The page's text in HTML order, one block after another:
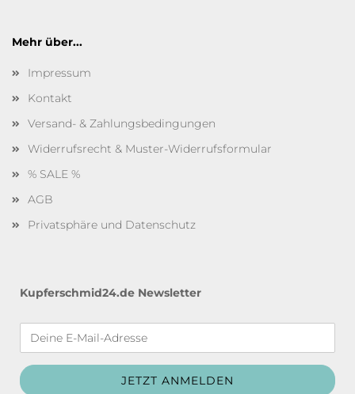
Mehr über...
Impressum
Kontakt
Versand- & Zahlungsbedingungen
Widerrufsrecht & Muster-Widerrufsformular
% SALE %
AGB
Privatsphäre und Datenschutz
Kupferschmid24.de Newsletter